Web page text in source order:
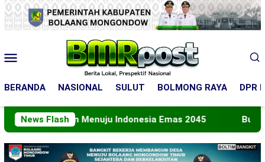
Loncat
ke
konten
Mobile
BERANDA NASIONAL SULUT BOLMONG RAYA DPR
News Flash
Peran Menuju Indonesia Emas 2045 Bupati Boltara